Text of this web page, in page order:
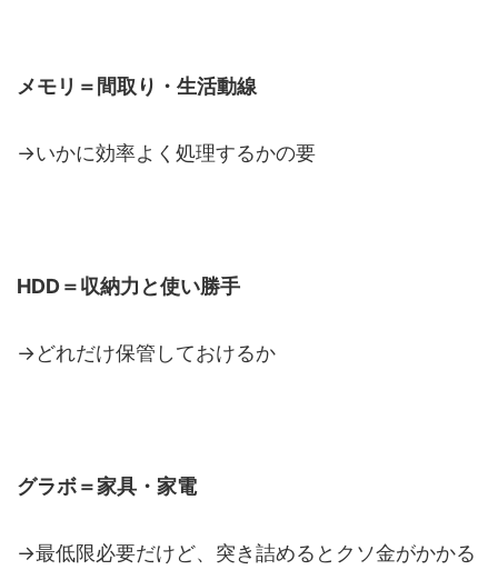
メモリ＝間取り・生活動線
→いかに効率よく処理するかの要
HDD＝収納力と使い勝手
→どれだけ保管しておけるか
グラボ＝家具・家電
→最低限必要だけど、突き詰めるとクソ金がかかる